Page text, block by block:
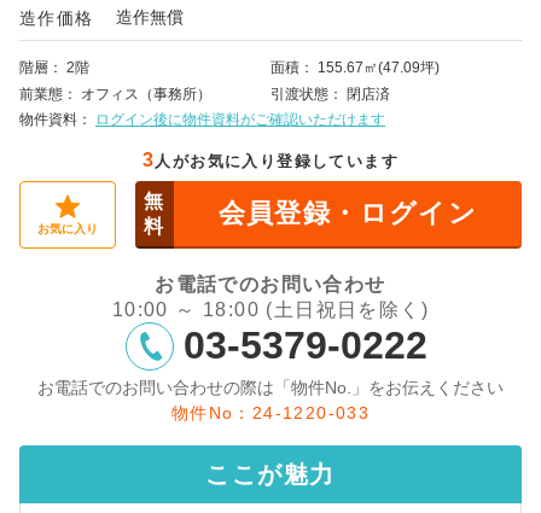
造作価格 造作無償
階層 2階 面積
155.67㎡(47.09坪)
前業態
オフィス（事務所） 引渡状態
閉店済
物件資料
ログイン後に物件資料がご確認いただけます
3 人がお気に入り登録しています
お気に入り
無
料
会員登録・ログイン
お電話でのお問い合わせ
10:00 ～ 18:00 (土日祝日を除く)
03-5379-0222
お電話でのお問い合わせの際は「物件No.」をお伝えください
物件No：24-1220-033
ここが魅力